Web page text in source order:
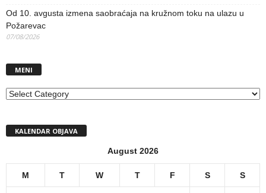
Od 10. avgusta izmena saobraćaja na kružnom toku na ulazu u
Požarevac
07/08/2026
MENI
MENI
KALENDAR OBJAVA
August 2026
M T W T F S S